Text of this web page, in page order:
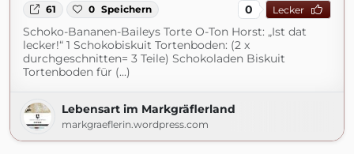
61 0 Speichern 0 Lecker
Schoko-Bananen-Baileys Torte O-Ton Horst: „Ist dat
lecker!“ 1 Schokobiskuit Tortenboden: (2 x
durchgeschnitten= 3 Teile) Schokoladen Biskuit
Tortenboden für (...)
Lebensart im Markgräflerland
markgraeflerin.wordpress.com